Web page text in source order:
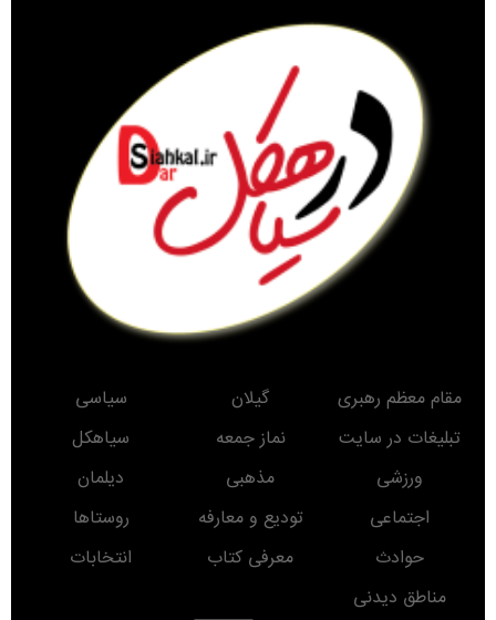
مقام معظم رهبری گیلان
سیاسی
تبلیغات در سایت
نماز جمعه
سیاهکل
ورزشی
مذهبی
دیلمان
اجتماعی
تودیع و معارفه
روستاها
حوادث
معرفی کتاب
انتخابات
مناطق دیدنی